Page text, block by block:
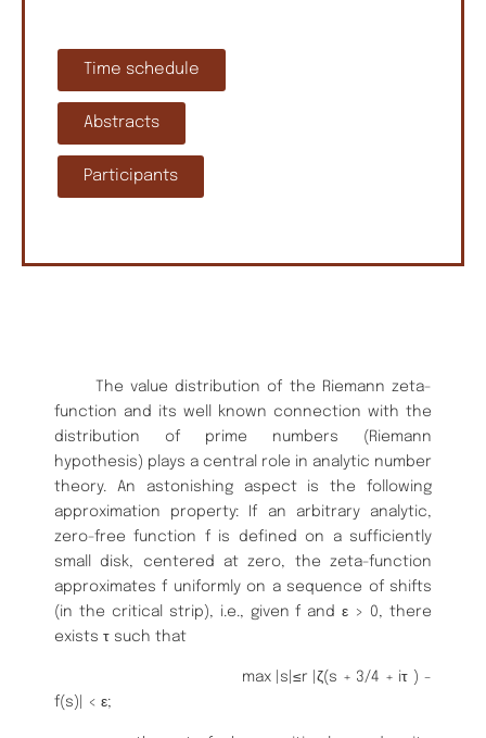
Time schedule
Abstracts
Participants
The value distribution of the Riemann zeta-
function and its well known connection with the
distribution of prime numbers (Riemann
hypothesis) plays a central role in analytic number
theory. An astonishing aspect is the following
approximation property: If an arbitrary analytic,
zero-free function f is defined on a sufficiently
small disk, centered at zero, the zeta-function
approximates f uniformly on a sequence of shifts
(in the critical strip), i.e., given f and ε > 0, there
exists τ such that
max |s|≤r |ζ(s + 3/4 + iτ ) −
f(s)| < ε;